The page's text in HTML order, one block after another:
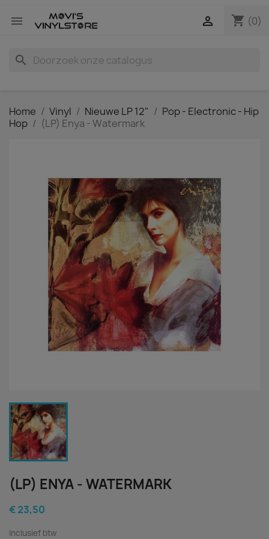
 shopping_cart (0)

search
Home Vinyl Nieuwe LP 12"
Pop - Electronic - Hip
Hop
(LP) Enya - Watermark
(LP) ENYA - WATERMARK
€ 23,50
Inclusief btw